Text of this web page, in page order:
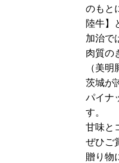
のもと
陸牛】
加治で
肉質の
（美明
茨城が
パイナ
す。
甘味と
ぜひご
贈り物